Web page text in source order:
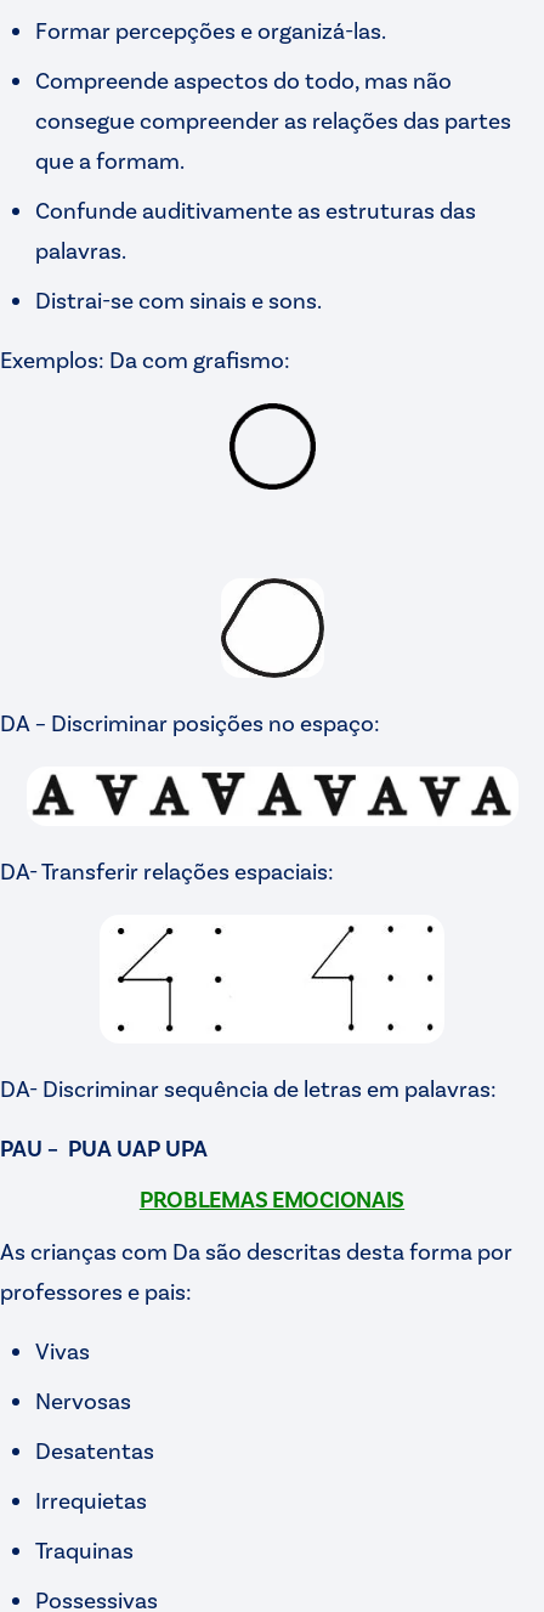
Formar percepções e organizá-las.
Compreende aspectos do todo, mas não
consegue compreender as relações das partes
que a formam.
Confunde auditivamente as estruturas das
palavras.
Distrai-se com sinais e sons.
Exemplos: Da com grafismo:
DA – Discriminar posições no espaço:
DA- Transferir relações espaciais:
DA- Discriminar sequência de letras em palavras:
PAU – PUA UAP UPA
PROBLEMAS EMOCIONAIS
As crianças com Da são descritas desta forma por
professores e pais:
Vivas
Nervosas
Desatentas
Irrequietas
Traquinas
Possessivas